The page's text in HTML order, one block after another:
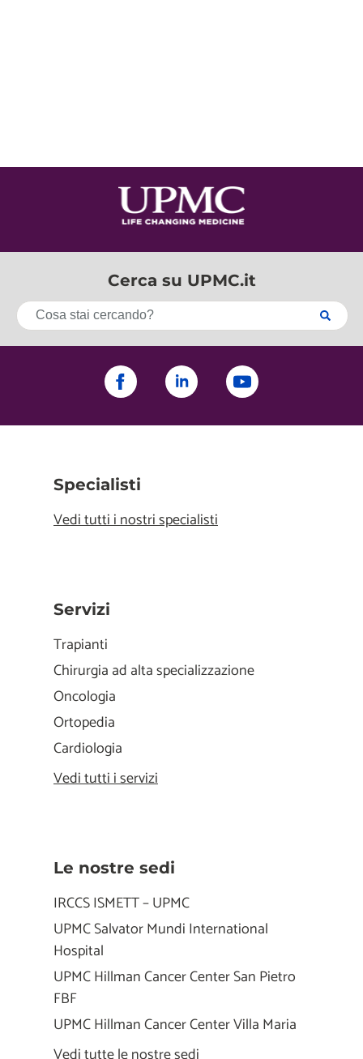
Cerca su UPMC.it
Specialisti
Vedi tutti i nostri specialisti
Servizi
Trapianti
Chirurgia ad alta specializzazione
Oncologia
Ortopedia
Cardiologia
Vedi tutti i servizi
Le nostre sedi
IRCCS ISMETT – UPMC
UPMC Salvator Mundi International
Hospital
UPMC Hillman Cancer Center San Pietro
FBF
UPMC Hillman Cancer Center Villa Maria